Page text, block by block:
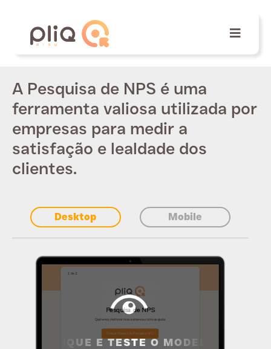
A Pesquisa de NPS é uma
ferramenta valiosa utilizada por
empresas para medir a
satisfação e lealdade dos
clientes.
Desktop Mobile
CLIQUE E TESTE O MODELO